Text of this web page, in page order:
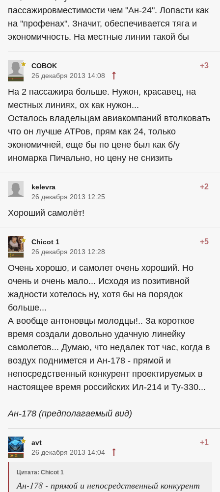
пассажировместимости чем "Ан-24". Лопасти как
на "профенах". Значит, обеспечивается тяга и
экономичность. На местные линии такой бы
COBOK +3
26 декабря 2013 14:08
На 2 пассажира больше. Нужон, красавец, на
местных линиях, ох как нужон...
Осталось владельцам авиакомпаний втолковать
что он лучше АТРов, прям как 24, только
экономичней, еще бы по цене был как б/у
иномарка Пичально, но цену не снизить
kelevra +2
26 декабря 2013 12:25
Хороший самолёт!
Chicot 1 +5
26 декабря 2013 12:28
Очень хорошо, и самолет очень хороший. Но
очень и очень мало... Исходя из позитивной
жадности хотелось ну, хотя бы на порядок
больше...
А вообще антоновцы молодцы!.. За короткое
время создали довольно удачную линейку
самолетов... Думаю, что недалек тот час, когда в
воздух поднимется и Ан-178 - прямой и
непосредственный конкурент проектируемых в
настоящее время российских Ил-214 и Ту-330...
Ан-178 (предполагаемый вид)
avt +1
26 декабря 2013 14:04
Цитата: Chicot 1
Ан-178 - прямой и непосредственный конкурент